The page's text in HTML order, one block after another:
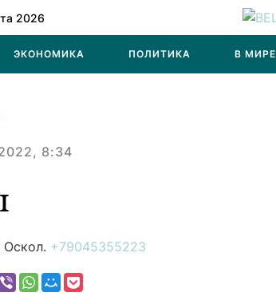
2026
ЭКОНОМИКА ПОЛИТИКА В МИРЕ
8:34
+79045355223